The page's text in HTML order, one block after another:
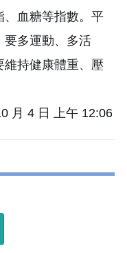
、血糖等指數。平
要多運動、多活
持健康體重、壓
月 4 日 上午 12:06